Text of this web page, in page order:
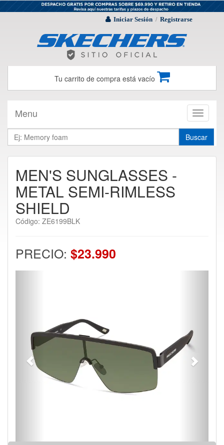
Iniciar Sesión / Registrarse
Tu carrito de compra está vacío
Toggle
Menu
Buscar
MEN'S SUNGLASSES -
METAL SEMI-RIMLESS
SHIELD
Código: ZE6199BLK
PRECIO: $23.990